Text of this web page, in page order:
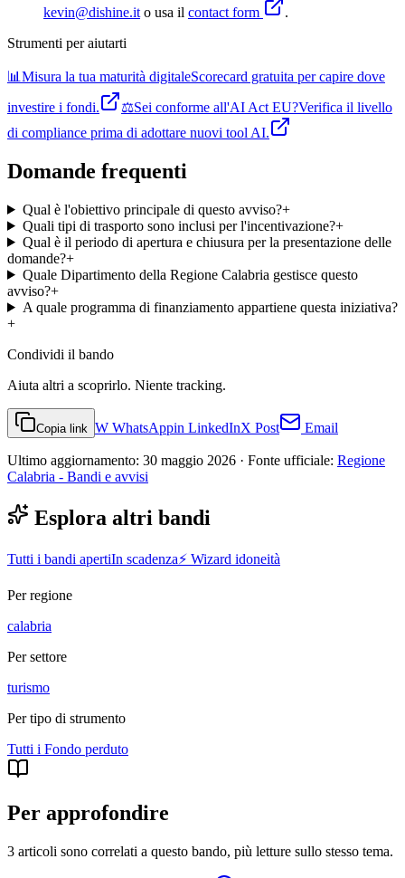
kevin@dishine.it o usa il contact form
.
Strumenti per aiutarti
📊 Misura la tua maturità digitaleScorecard gratuita per capire dove
investire i fondi.
⚖️Sei conforme all'AI Act EU?Verifica il livello
di compliance prima di adottare nuovi tool AI.
Domande frequenti
Qual è l'obiettivo principale di questo avviso?+
Quali tipi di trasporto sono inclusi per l'incentivazione?+
Qual è il periodo di apertura e chiusura per la presentazione delle
domande?+
Quale Dipartimento della Regione Calabria gestisce questo
avviso?+
A quale programma di finanziamento appartiene questa iniziativa?
+
Condividi il bando
Aiuta altri a scoprirlo. Niente tracking.
Copia link W WhatsAppin LinkedInX Post Email
Ultimo aggiornamento: 30 maggio 2026 · Fonte ufficiale: Regione
Calabria - Bandi e avvisi
Esplora altri bandi
Tutti i bandi apertiIn scadenza⚡ Wizard idoneità
Per regione
calabria
Per settore
turismo
Per tipo di strumento
Tutti i Fondo perduto
Per approfondire
3 articoli sono correlati a questo bando, più letture sullo stesso tema.